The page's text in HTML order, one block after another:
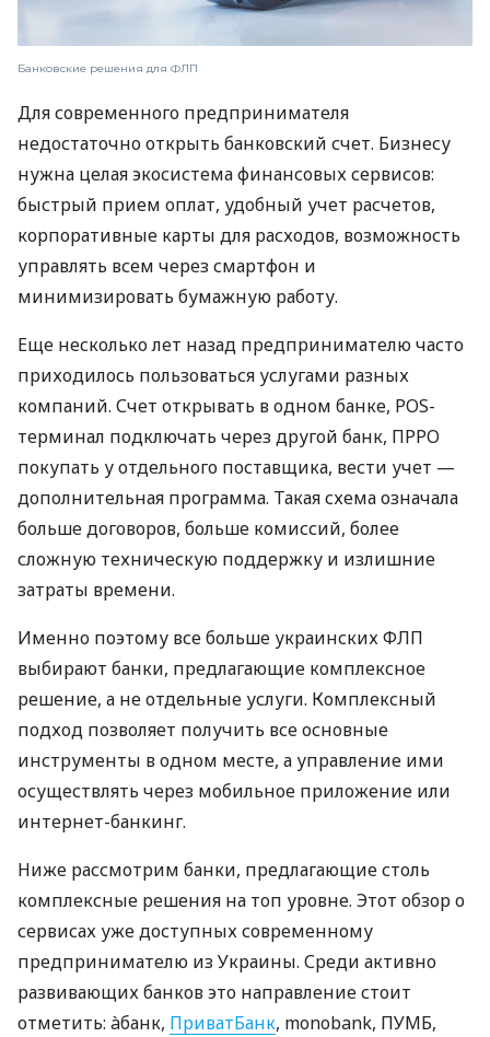
Банковские решения для ФЛП
Для современного предпринимателя
недостаточно открыть банковский счет. Бизнесу
нужна целая экосистема финансовых сервисов:
быстрый прием оплат, удобный учет расчетов,
корпоративные карты для расходов, возможность
управлять всем через смартфон и
минимизировать бумажную работу.
Еще несколько лет назад предпринимателю часто
приходилось пользоваться услугами разных
компаний. Счет открывать в одном банке, POS-
терминал подключать через другой банк, ПРРО
покупать у отдельного поставщика, вести учет —
дополнительная программа. Такая схема означала
больше договоров, больше комиссий, более
сложную техническую поддержку и излишние
затраты времени.
Именно поэтому все больше украинских ФЛП
выбирают банки, предлагающие комплексное
решение, а не отдельные услуги. Комплексный
подход позволяет получить все основные
инструменты в одном месте, а управление ими
осуществлять через мобильное приложение или
интернет-банкинг.
Ниже рассмотрим банки, предлагающие столь
комплексные решения на топ уровне. Этот обзор о
сервисах уже доступных современному
предпринимателю из Украины. Среди активно
развивающих банков это направление стоит
отметить: àбанк, ПриватБанк, monobank, ПУМБ,